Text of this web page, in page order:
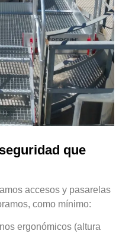
que
accesos y pasarelas
como mínimo:
ergonómicos (altura